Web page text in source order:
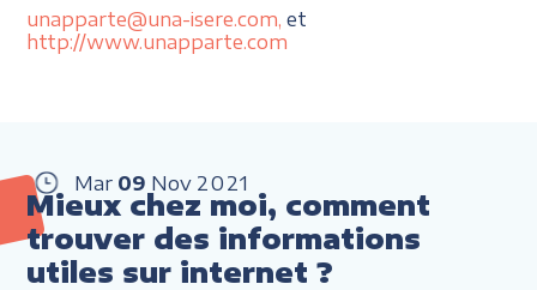
unapparte@una-isere.com, et
http://www.unapparte.com
Mar 09 Nov 2021
Mieux chez moi, comment
trouver des informations
utiles sur internet ?